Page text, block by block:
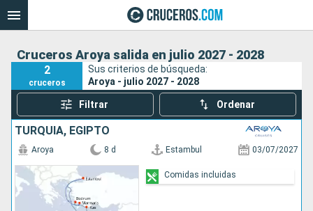
Cruceros Aroya salida en julio 2027 - 2028
2
cruceros
Sus criterios de búsqueda:
Aroya - julio 2027 - 2028
Filtrar Ordenar
TURQUÍA, EGIPTO
Aroya 8 d Estambul 03/07/2027
Comidas incluidas